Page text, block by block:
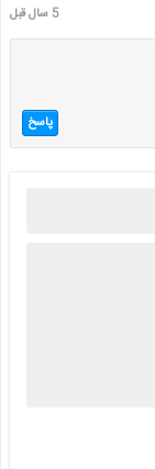
5 سال قبل
پاسخ